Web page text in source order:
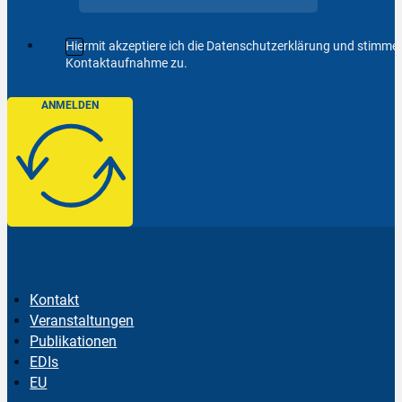
Hiermit akzeptiere ich die Datenschutzerklärung und
Kontaktaufnahme zu.
ANMELDEN
Kontakt
Veranstaltungen
Publikationen
EDIs
EU